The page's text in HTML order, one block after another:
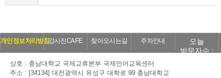
개인정보처리방침강사진CAFE 찾아오시는길 주차안내
오늘
방문자수 :
상호 : 충남대학교 국제교류본부 국제언어교육센터
주소 : [34134] 대전광역시 유성구 대학로 99 충남대학교